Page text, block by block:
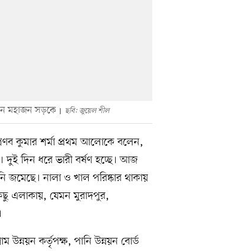
মহাজন সড়কে ছবি: জুয়েল শীল
প্রণব কুমার শর্মা প্রথম আলোকে বলেন,
দিন ধরে ভারী বর্ষণ হচ্ছে। আজ
নালা ও খাল পরিষ্কার থাকায়
এলাকায়, যেমন মুরাদপুর,
উন্নয়ন কর্তৃপক্ষ, পানি উন্নয়ন বোর্ড